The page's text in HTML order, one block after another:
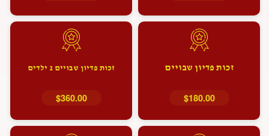
זכות פדיון שבויים
$180.00
זכות פדיון שבויים 2 ילדים
$360.00